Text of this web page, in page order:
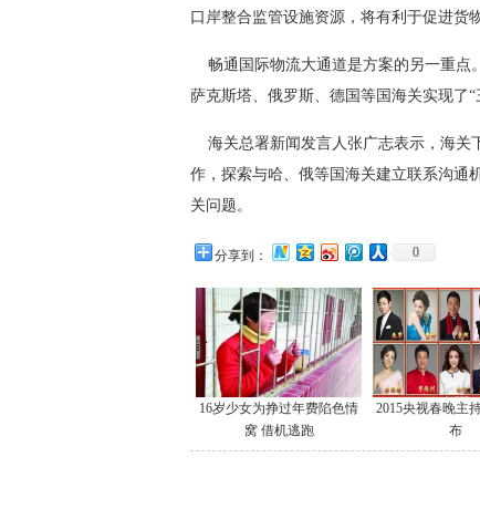
口岸整合监管设施资源，将有利于促进货
畅通国际物流大通道是方案的另一重点
萨克斯塔、俄罗斯、德国等国海关实现了
海关总署新闻发言人张广志表示，海关
作，探索与哈、俄等国海关建立联系沟通
关问题。
分享到： 0
16岁少女为挣过年费陷色情
窝 借机逃跑
2015央视春晚主
布